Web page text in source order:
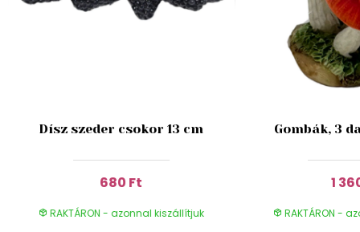
Dísz szeder csokor 13 cm
680 Ft
RAKTÁRON - azonnal kiszállítjuk
Gombák, 3
1
RAKTÁRON -